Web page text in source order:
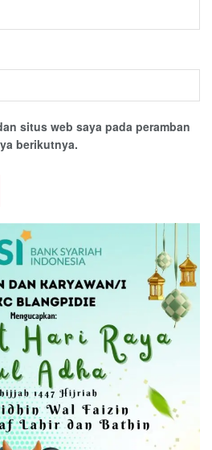
situs web saya pada peramban
berikutnya.